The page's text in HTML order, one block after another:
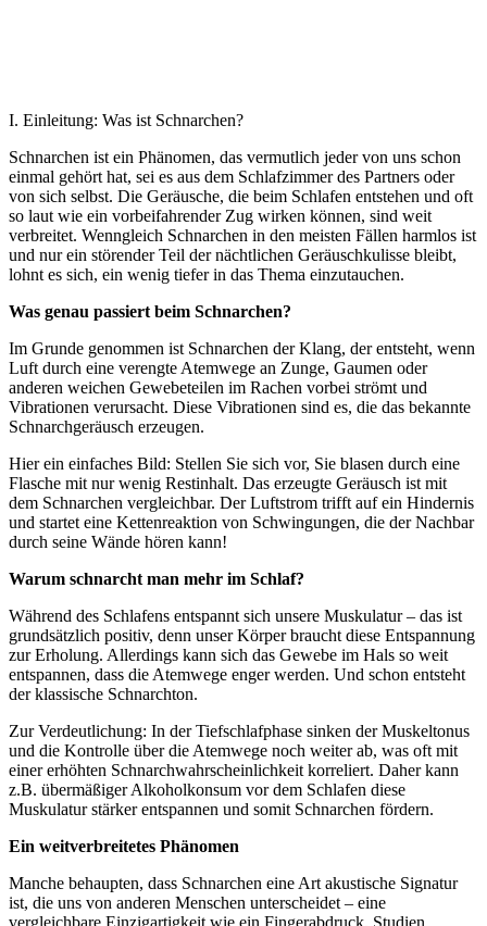
I. Einleitung: Was ist Schnarchen?
Schnarchen ist ein Phänomen, das vermutlich jeder von uns schon
einmal gehört hat, sei es aus dem Schlafzimmer des Partners oder
von sich selbst. Die Geräusche, die beim Schlafen entstehen und oft
so laut wie ein vorbeifahrender Zug wirken können, sind weit
verbreitet. Wenngleich Schnarchen in den meisten Fällen harmlos ist
und nur ein störender Teil der nächtlichen Geräuschkulisse bleibt,
lohnt es sich, ein wenig tiefer in das Thema einzutauchen.
Was genau passiert beim Schnarchen?
Im Grunde genommen ist Schnarchen der Klang, der entsteht, wenn
Luft durch eine verengte Atemwege an Zunge, Gaumen oder
anderen weichen Gewebeteilen im Rachen vorbei strömt und
Vibrationen verursacht. Diese Vibrationen sind es, die das bekannte
Schnarchgeräusch erzeugen.
Hier ein einfaches Bild: Stellen Sie sich vor, Sie blasen durch eine
Flasche mit nur wenig Restinhalt. Das erzeugte Geräusch ist mit
dem Schnarchen vergleichbar. Der Luftstrom trifft auf ein Hindernis
und startet eine Kettenreaktion von Schwingungen, die der Nachbar
durch seine Wände hören kann!
Warum schnarcht man mehr im Schlaf?
Während des Schlafens entspannt sich unsere Muskulatur – das ist
grundsätzlich positiv, denn unser Körper braucht diese Entspannung
zur Erholung. Allerdings kann sich das Gewebe im Hals so weit
entspannen, dass die Atemwege enger werden. Und schon entsteht
der klassische Schnarchton.
Zur Verdeutlichung: In der Tiefschlafphase sinken der Muskeltonus
und die Kontrolle über die Atemwege noch weiter ab, was oft mit
einer erhöhten Schnarchwahrscheinlichkeit korreliert. Daher kann
z.B. übermäßiger Alkoholkonsum vor dem Schlafen diese
Muskulatur stärker entspannen und somit Schnarchen fördern.
Ein weitverbreitetes Phänomen
Manche behaupten, dass Schnarchen eine Art akustische Signatur
ist, die uns von anderen Menschen unterscheidet – eine
vergleichbare Einzigartigkeit wie ein Fingerabdruck. Studien